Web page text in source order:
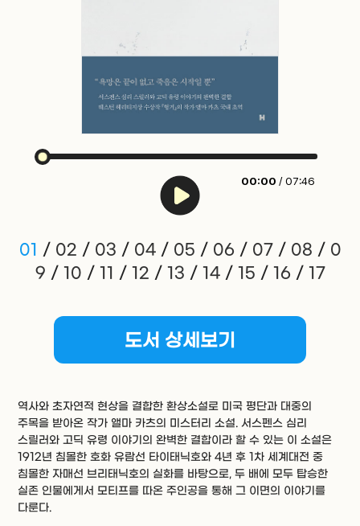
00:00 / 07:46
01 / 02 / 03 / 04/ 05 / 06 / 07/ 08 / 0
9 / 10 / 11 / 12 / 13 / 14/ 15 / 16 / 17
도서 상세보기
역사와 초자연적 현상을 결합한 환상소설로 미국 평단과 대중의
주목을 받아온 작가 앨마 카츠의 미스터리 소설. 서스펜스 심리
스릴러와 고딕 유령 이야기의 완벽한 결합이라 할 수 있는 이 소설은
1912년 침몰한 호화 유람선 타이태닉호와 4년 후 1차 세계대전 중
침몰한 자매선 브리태닉호의 실화를 바탕으로, 두 배에 모두 탑승한
실존 인물에게서 모티프를 따온 주인공을 통해 그 이면의 이야기를
다룬다.